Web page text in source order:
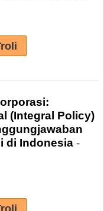
(Integral Policy)
di Indonesia -